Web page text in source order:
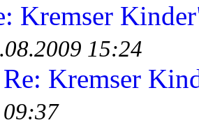
Kremser
15:24
Re: Kremser
09:37